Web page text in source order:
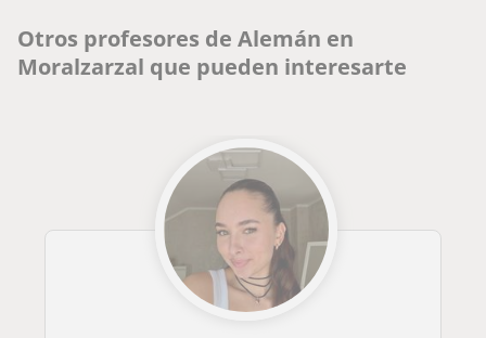
Otros profesores de Alemán en
Moralzarzal que pueden interesarte